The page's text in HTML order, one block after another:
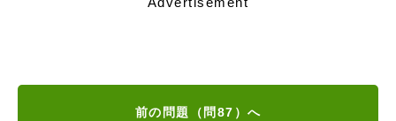
前の問題（問87）へ